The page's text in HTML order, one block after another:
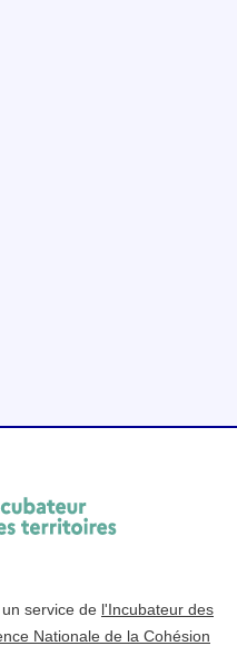
service de l'Incubateur des
Nationale de la Cohésion